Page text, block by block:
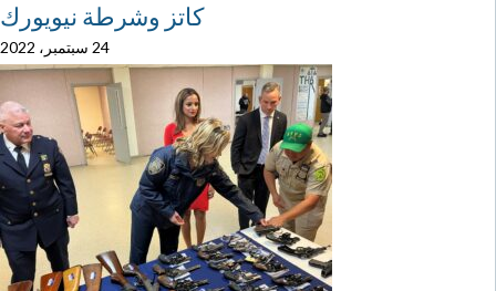
كاتز وشرطة نيويورك
24 سبتمبر، 2022